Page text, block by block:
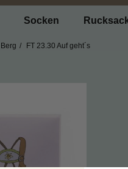
Socken
Berg FT 23.30 Auf geht´s